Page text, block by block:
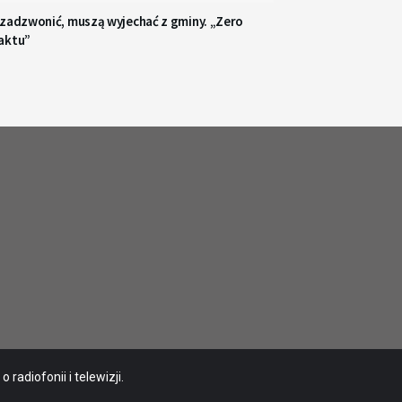
muszą wyjechać z gminy. „Zero
radiofonii i telewizji.